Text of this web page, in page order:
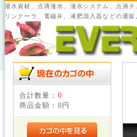
灌水資材、点滴潅水、潅水システム、点滴
リンクーラ、電磁弁、液肥混入器などの通販
合計数量： 0
商品金額： 0円